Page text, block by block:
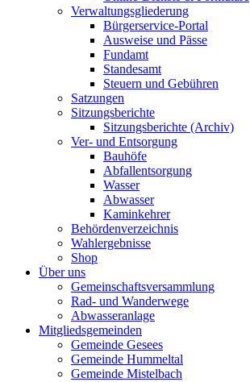
Verwaltungsgliederung
Bürgerservice-Portal
Ausweise und Pässe
Fundamt
Standesamt
Steuern und Gebühren
Satzungen
Sitzungsberichte
Sitzungsberichte (Archiv)
Ver- und Entsorgung
Bauhöfe
Abfallentsorgung
Wasser
Abwasser
Kaminkehrer
Behördenverzeichnis
Wahlergebnisse
Shop
Über uns
Gemeinschaftsversammlung
Rad- und Wanderwege
Abwasseranlage
Mitgliedsgemeinden
Gemeinde Gesees
Gemeinde Hummeltal
Gemeinde Mistelbach